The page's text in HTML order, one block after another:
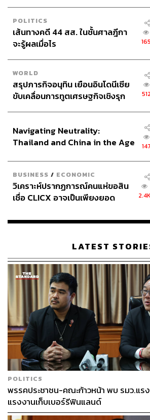
POLITICS
เส้นทางคดี 44 สส. ในชั้นศาลฎีกา
จะรู้ผลเมื่อไร
165
WORLD
สรุปภารกิจอนุทิน เยือนอินโดนีเซีย
ขับเคลื่อนการทูตเศรษฐกิจเชิงรุก
512
Navigating Neutrality:
Thailand and China in the Age
147
BUSINESS / ECONOMIC
วิเคราะห์ปรากฏการณ์คนแห่ขอสิน
เชื่อ CLICX อาจเป็นเพียงยอด
เรือนไทยที่ถูกซุกไว้
2.4K
LATEST
POLITICS
พรรคประชาชน-คณะก้าวหน้า พบ รมว.แ
แรงงานเก็บเบอร์รีฟินแลนด์